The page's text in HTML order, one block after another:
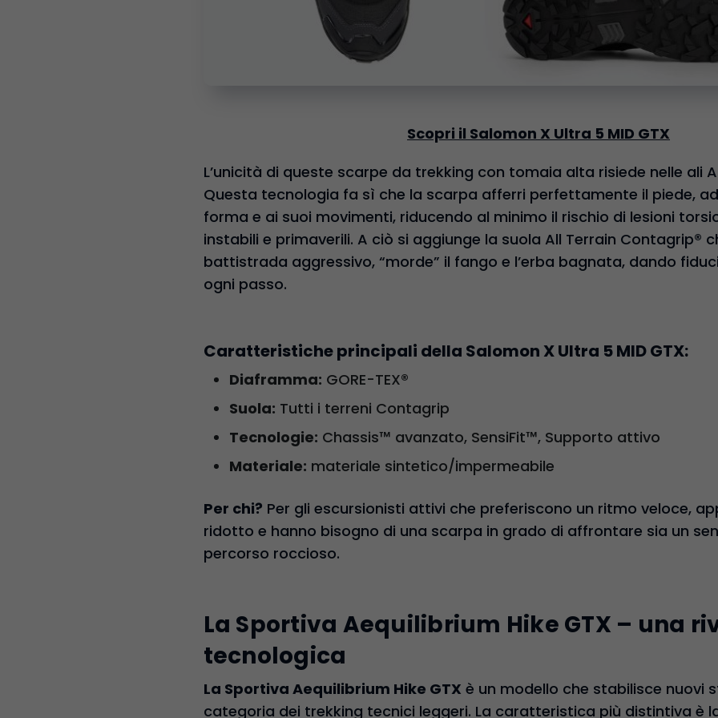
Scopri il Salomon X Ultra 5 MID GTX
L’unicità di queste scarpe da trekking con tomaia alta risiede nelle ali
Questa tecnologia fa sì che la scarpa afferri perfettamente il piede,
forma e ai suoi movimenti, riducendo al minimo il rischio di lesioni
instabili e primaverili. A ciò si aggiunge la suola All Terrain Contagrip®
battistrada aggressivo, “morde” il fango e l’erba bagnata, dando
ogni passo.
Caratteristiche principali della Salomon X Ultra 5 MID GTX:
Diaframma: GORE-TEX®
Suola: Tutti i terreni Contagrip
Tecnologie: Chassis™ avanzato, SensiFit™, Supporto attivo
Materiale: materiale sintetico/impermeabile
Per chi? Per gli escursionisti attivi che preferiscono un ritmo veloce,
ridotto e hanno bisogno di una scarpa in grado di affrontare sia un
percorso roccioso.
La Sportiva Aequilibrium Hike GTX – una
tecnologica
La Sportiva Aequilibrium Hike GTX è un modello che stabilisce nuovi
categoria dei trekking tecnici leggeri. La caratteristica più distintiva è